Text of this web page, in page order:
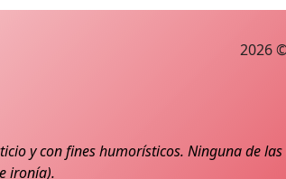
2026
y con fines humorísticos. Ninguna de
ironía).